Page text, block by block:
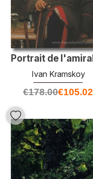
Ivan Kramskoy
€178.00€105.02